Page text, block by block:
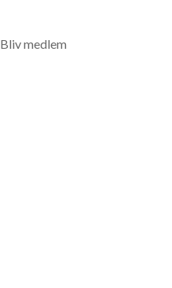
Bliv medlem